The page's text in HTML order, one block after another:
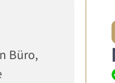
Büro,